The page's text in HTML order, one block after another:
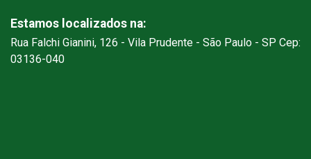
Estamos localizados na:
Rua Falchi Gianini, 126 - Vila Prudente - São Paulo - SP Cep:
03136-040